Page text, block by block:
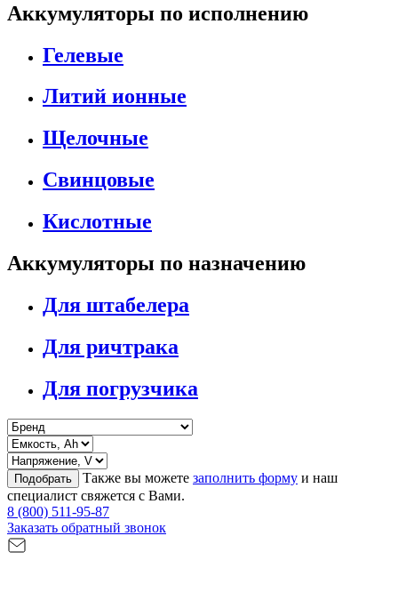
Аккумуляторы по исполнению
Гелевые
Литий ионные
Щелочные
Свинцовые
Кислотные
Аккумуляторы по назначению
Для штабелера
Для ричтрака
Для погрузчика
Подобрать Также вы можете заполнить форму и наш
специалист свяжется с Вами.
8 (800) 511-95-87
Заказать обратный звонок